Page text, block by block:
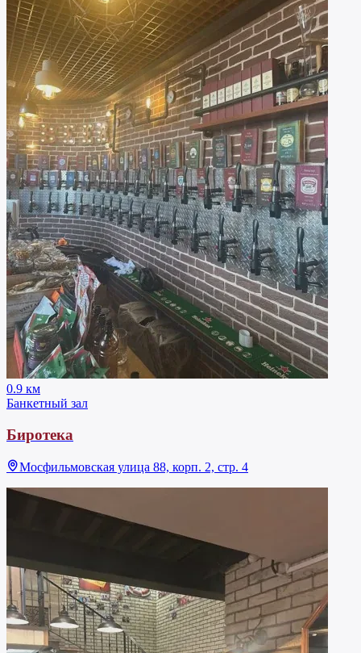
0.9 км
Банкетный зал
Биротека
Мосфильмовская улица 88, корп. 2, стр. 4